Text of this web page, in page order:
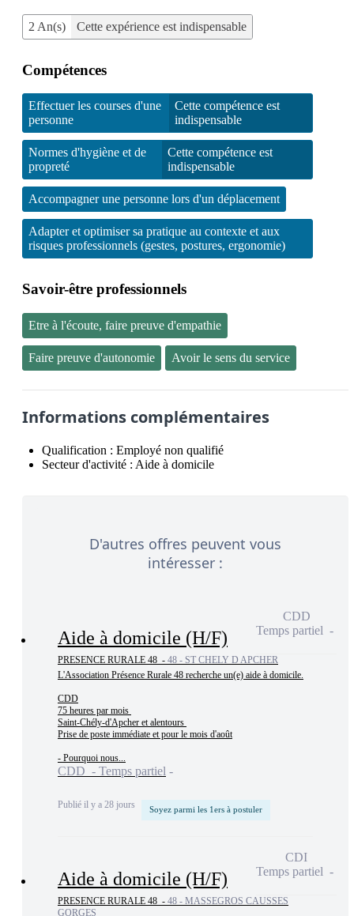
2 An(s) Cette expérience est indispensable
Compétences
Effectuer les courses d'une
personne
Cette compétence est
indispensable
Normes d'hygiène et de
propreté
Cette compétence est
indispensable
Accompagner une personne lors d'un déplacement
Adapter et optimiser sa pratique au contexte et aux
risques professionnels (gestes, postures, ergonomie)
Savoir-être professionnels
Etre à l'écoute, faire preuve d'empathie
Faire preuve d'autonomie Avoir le sens du service
Informations complémentaires
Qualification : Employé non qualifié
Secteur d'activité : Aide à domicile
D'autres offres peuvent vous
intéresser :
Aide à domicile (H/F)
PRESENCE RURALE 48 - 48 - ST CHELY D APCHER
L'Association Présence Rurale 48 recherche un(e) aide à domicile.
CDD
75 heures par mois
Saint-Chély-d'Apcher et alentours
Prise de poste immédiate et pour le mois d'août
- Pourquoi nous...
CDD - Temps partiel
Publié il y a 28 jours Soyez parmi les 1ers à postuler
CDD
Temps partiel
Aide à domicile (H/F)
PRESENCE RURALE 48 - 48 - MASSEGROS CAUSSES
GORGES
CDI
Temps partiel